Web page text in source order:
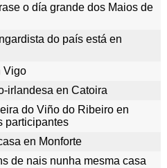
o día grande dos Maios de
do país está en
Vigo
irlandesa en Catoira
do Viño do Ribeiro en
participantes
en Monforte
de nais nunha mesma casa